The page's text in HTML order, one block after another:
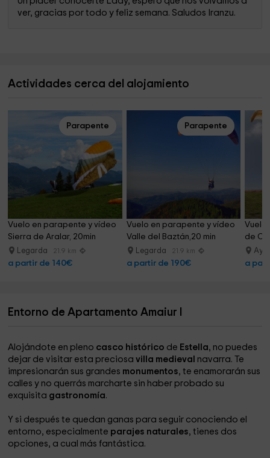
ver, gracias por todo y feliz semana. Saludos Iranzu.
Actividades cerca del alojamiento
Parapente
Vuelo en parapente y vídeo
Sierra de Aralar, 20min
Legarda 21.9 km
a partir de 140€
Parapente
Vuelo en parapente y vídeo
Valle del Baztán,20 min
Legarda 21.9 km
a partir de 190€
Vuelo
de
a
Entorno de Apartamento Amaiur I
Alojándote en pleno casco histórico de Estella, no puedes
dejar de visitar esta preciosavilla medieval navarra. Te
impresionarán sus grandes monumentos, te enamorarán sus
calles y no querrás marcharte sin haber probado su
exquisita gastronomía.
Y si después te quedan ganas para seguir conociendo el
entorno, especialmente parajes naturales, tienes dos
opciones, a cual más fantástica.